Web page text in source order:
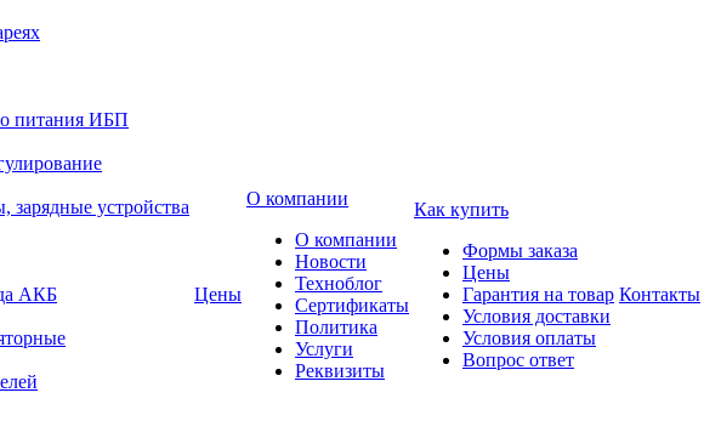
питания ИБП
зарядные устройства
АКБ Цены
О компании
О компании
Новости
Техноблог
Сертификаты
Политика
Услуги
Реквизиты
Как купить
Формы заказа
Цены
Гарантия на товар
Условия доставки
Условия оплаты
Вопрос ответ
Контакты